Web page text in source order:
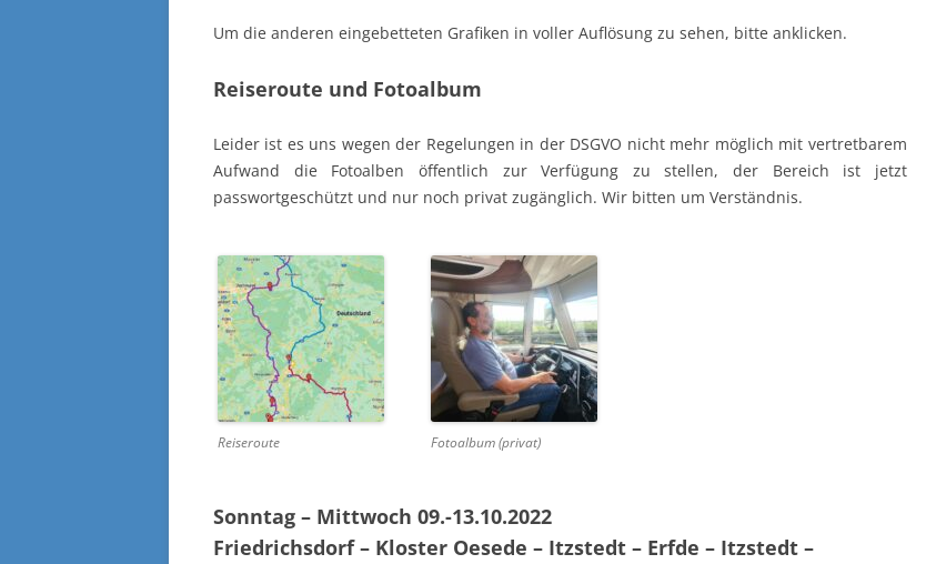
Um die anderen eingebetteten Grafiken in voller Auflösung zu sehen, bitte anklicken.
Reiseroute und Fotoalbum
Leider ist es uns wegen der Regelungen in der DSGVO nicht mehr möglich mit vertretbarem
Aufwand die Fotoalben öffentlich zur Verfügung zu stellen, der Bereich ist jetzt
passwortgeschützt und nur noch privat zugänglich. Wir bitten um Verständnis.
Reiseroute Fotoalbum (privat)
Sonntag – Mittwoch 09.-13.10.2022
Friedrichsdorf – Kloster Oesede – Itzstedt – Erfde – Itzstedt –